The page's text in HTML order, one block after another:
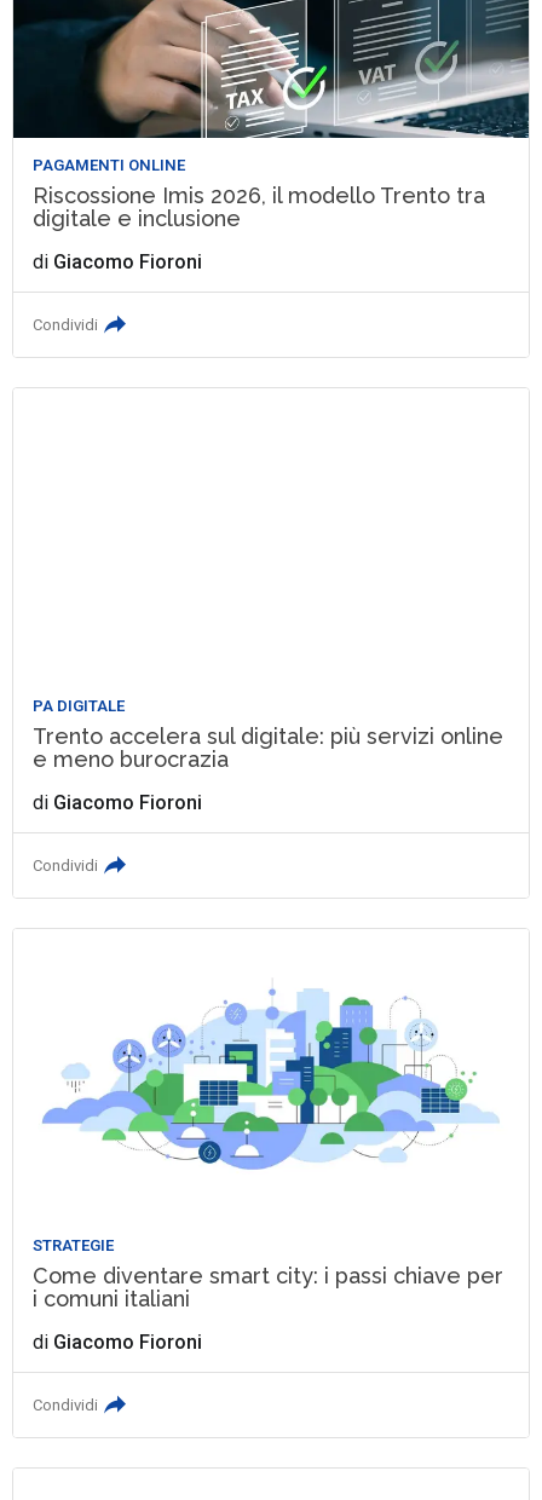
PAGAMENTI ONLINE
Riscossione Imis 2026, il modello Trento tra
digitale e inclusione
di Giacomo Fioroni
Condividi
PA DIGITALE
Trento accelera sul digitale: più servizi online
e meno burocrazia
di Giacomo Fioroni
Condividi
STRATEGIE
Come diventare smart city: i passi chiave per
i comuni italiani
di Giacomo Fioroni
Condividi